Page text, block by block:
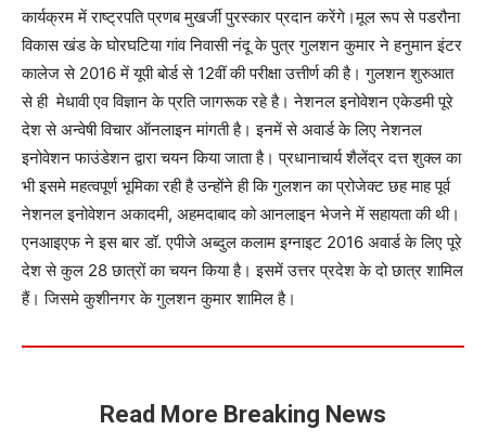
कार्यक्रम में राष्ट्रपति प्रणब मुखर्जी पुरस्कार प्रदान करेंगे।मूल रूप से पडरौना
विकास खंड के घोरघटिया गांव निवासी नंदू के पुत्र गुलशन कुमार ने हनुमान इंटर
कालेज से 2016 में यूपी बोर्ड से 12वीं की परीक्षा उत्तीर्ण की है। गुलशन शुरुआत
से ही मेधावी एव विज्ञान के प्रति जागरूक रहे है। नेशनल इनोवेशन एकेडमी पूरे
देश से अन्वेषी विचार ऑनलाइन मांगती है। इनमें से अवार्ड के लिए नेशनल
इनोवेशन फाउंडेशन द्वारा चयन किया जाता है। प्रधानाचार्य शैलेंद्र दत्त शुक्ल का
भी इसमे महत्वपूर्ण भूमिका रही है उन्होंने ही कि गुलशन का प्रोजेक्ट छह माह पूर्व
नेशनल इनोवेशन अकादमी, अहमदाबाद को आनलाइन भेजने में सहायता की थी।
एनआइएफ ने इस बार डॉ. एपीजे अब्दुल कलाम इग्नाइट 2016 अवार्ड के लिए पूरे
देश से कुल 28 छात्रों का चयन किया है। इसमें उत्तर प्रदेश के दो छात्र शामिल
हैं। जिसमे कुशीनगर के गुलशन कुमार शामिल है।
Read More Breaking News